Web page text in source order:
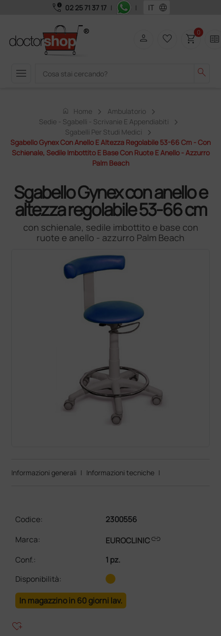
call_quality 02 25 71 37 17 | | language
menu search
person favorite_border shopping_cart0 two_pager
home Home
Ambulatorio
Sedie - Sgabelli - Scrivanie E Appendiabiti
Sgabelli Per Studi Medici
Sgabello Gynex Con Anello E Altezza Regolabile 53-66 Cm - Con
Schienale, Sedile Imbottito E Base Con Ruote E Anello - Azzurro
Palm Beach
Sgabello Gynex con anello e
altezza regolabile 53-66 cm
con schienale, sedile imbottito e base con
ruote e anello - azzurro Palm Beach
Informazioni generali | Informazioni tecniche |
Codice:
2300556
Marca:
EUROCLINIClink
Conf.:
1 pz.
Disponibilità:
In magazzino in 60 giorni lav.
heart_plus